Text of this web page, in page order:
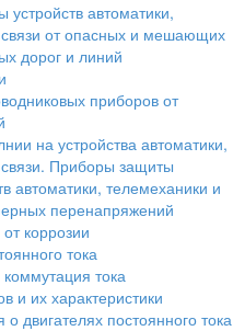
устройств автоматики,
от опасных и мешающих
дорог и линий
приборов от
на устройства автоматики,
Приборы защиты
автоматики, телемеханики и
перенапряжений
коррозии
тока
тока
и их характеристики
двигателях постоянного тока